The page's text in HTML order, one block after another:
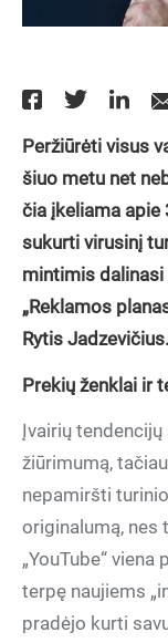
Peržiūrėti visus
šiuo metu net
čia įkeliama apie
sukurti virusinį
mintimis
„Reklamos
Rytis Jadzevičius.
Prekių ženklai ir
Įvairių
žiūrimumą,
nepamiršti
originalumą, nes
„YouTube“
terpę naujiems
pradėjo kurti